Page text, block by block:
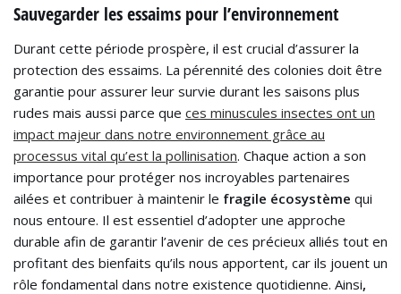
Sauvegarder les essaims pour l’environnement
Durant cette période prospère, il est crucial d’assurer la
protection des essaims. La pérennité des colonies doit être
garantie pour assurer leur survie durant les saisons plus
rudes mais aussi parce que ces minuscules insectes ont un
impact majeur dans notre environnement grâce au
processus vital qu’est la pollinisation. Chaque action a son
importance pour protéger nos incroyables partenaires
ailées et contribuer à maintenir le fragile écosystème qui
nous entoure. Il est essentiel d’adopter une approche
durable afin de garantir l’avenir de ces précieux alliés tout en
profitant des bienfaits qu’ils nous apportent, car ils jouent un
rôle fondamental dans notre existence quotidienne. Ainsi,